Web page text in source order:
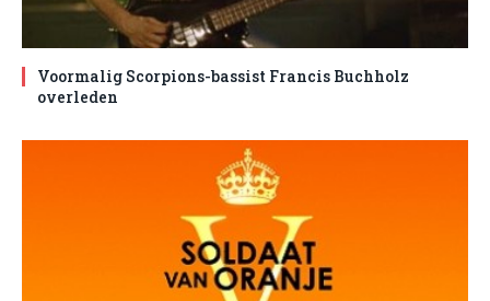
Voormalig Scorpions-bassist Francis Buchholz
overleden